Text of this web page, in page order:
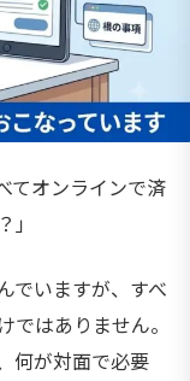
てオンラインで済
でいますが、すべ
はありません。
何が対面で必要